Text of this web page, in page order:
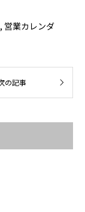
, 営業カレンダ